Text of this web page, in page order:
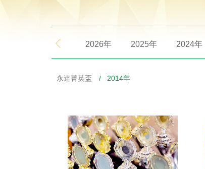
好康報報
2026年 2025年 2024年
永達菁英盃 / 2014年